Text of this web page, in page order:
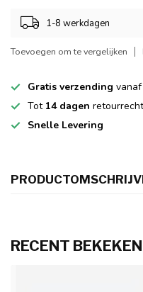
1-8 werkdagen
Toevoegen om te vergelijken
Gratis verzending
Tot 14 dagen retourrecht
Snelle Levering
RECENT BEKEKEN